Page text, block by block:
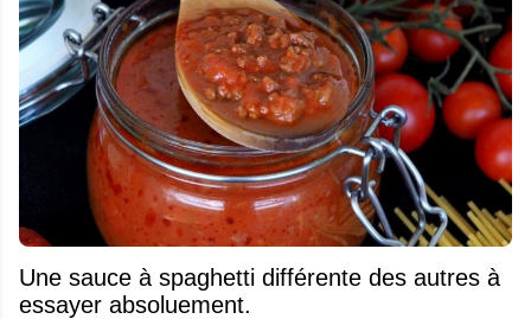
Une sauce à spaghetti différente des autres à
essayer absoluement.